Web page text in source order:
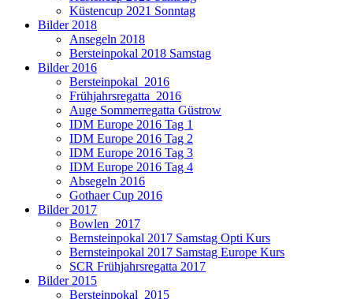
Küstencup 2021 Sonntag
Bilder 2018
Ansegeln 2018
Bersteinpokal 2018 Samstag
Bilder 2016
Bersteinpokal_2016
Frühjahrsregatta_2016
Auge Sommerregatta Güstrow
IDM Europe 2016 Tag 1
IDM Europe 2016 Tag 2
IDM Europe 2016 Tag 3
IDM Europe 2016 Tag 4
Absegeln 2016
Gothaer Cup 2016
Bilder 2017
Bowlen_2017
Bernsteinpokal 2017 Samstag Opti Kurs
Bernsteinpokal 2017 Samstag Europe Kurs
SCR Frühjahrsregatta 2017
Bilder 2015
Bersteinpokal_2015